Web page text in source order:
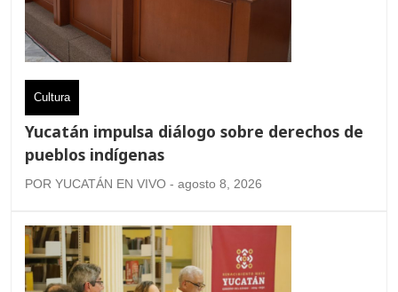
Cultura
Yucatán impulsa diálogo sobre derechos de
pueblos indígenas
POR YUCATÁN EN VIVO - agosto 8, 2026